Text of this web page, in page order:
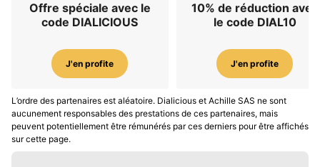
Offre spéciale avec le
code DIALICIOUS
J'en profite
10% de réduction avec
le code DIAL10
J'en profite
L’ordre des partenaires est aléatoire. Dialicious et Achille SAS ne sont
aucunement responsables des prestations de ces partenaires, mais
peuvent potentiellement être rémunérés par ces derniers pour être affichés
sur cette page.